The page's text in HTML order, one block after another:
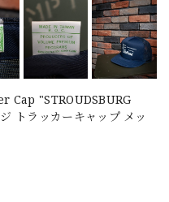
Cap "STROUDSBURG
トラッカーキャップ メッ